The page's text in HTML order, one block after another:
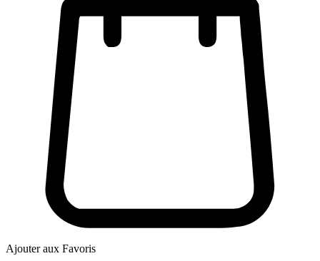
Ajouter aux Favoris